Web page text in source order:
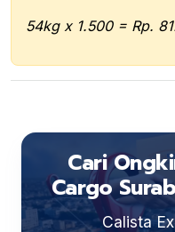
54kg x 1.500 = Rp.
Cari
Cargo
Calista